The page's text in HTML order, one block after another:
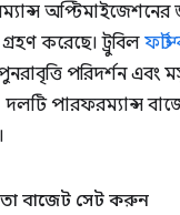
করেছে। ট্রুবিল
পরিদর্শন এবং
দলটি পারফরম্যান্স
বাজেট সেট করুন